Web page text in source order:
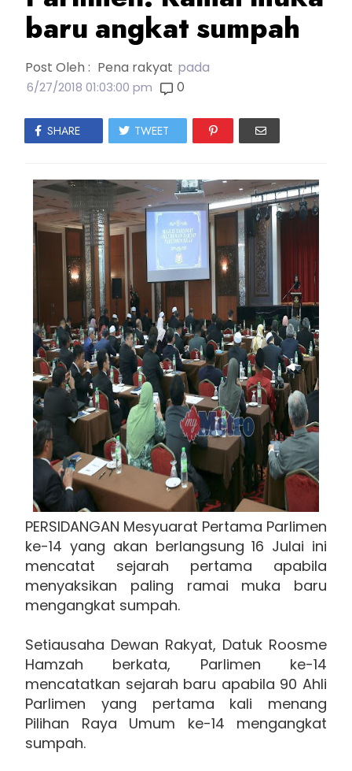
baru angkat sumpah
Post Oleh : Pena rakyat pada
6/27/2018 01:03:00 pm 0
SHARE TWEET
PERSIDANGAN Mesyuarat Pertama Parlimen
ke-14 yang akan berlangsung 16 Julai ini
mencatat sejarah pertama apabila
menyaksikan paling ramai muka baru
mengangkat sumpah.
Setiausaha Dewan Rakyat, Datuk Roosme
Hamzah berkata, Parlimen ke-14
mencatatkan sejarah baru apabila 90 Ahli
Parlimen yang pertama kali menang
Pilihan Raya Umum ke-14 mengangkat
sumpah.